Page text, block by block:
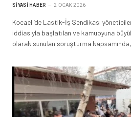
SIYASI HABER 2 OCAK 2026
Kocaeli’de Lastik-İş Sendikası
iddiasıyla başlatılan ve kamuoyuna
olarak sunulan soruşturma